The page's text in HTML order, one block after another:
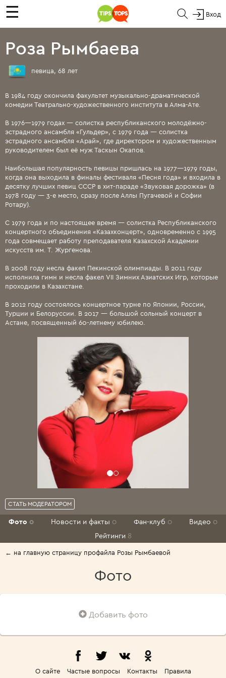
☰ Вход
Роза Рымбаева
певица, 68 лет
В 1984 году окончила факультет музыкально-драматической
комедии Театрально-художественного института в Алма-Ате.
В 1976—1979 годах — солистка республиканского молодёжно-
эстрадного ансамбля «Гульдер», с 1979 года — солистка
эстрадного ансамбля «Арай», где директором и художественным
руководителем был её муж Таскын Окапов.
Наибольшая популярность певицы пришлась на 1977—1979 годы,
когда она выходила в финалы фестиваля «Песня года» и входила в
десятку лучших певиц СССР в хит-параде «Звуковая дорожка» (в
1978 году — 3-е место, сразу после Аллы Пугачевой и Софии
Ротару).
С 1979 года и по настоящее время — солистка Республиканского
концертного объединения «Казахконцерт», одновременно с 1995
года совмещает работу преподавателя Казахской Академии
искусств им. Т. Жургенова.
В 2008 году несла факел Пекинской олимпиады. В 2011 году
исполнила гимн и несла факел VII Зимних Азиатских Игр, которые
проходили в Казахстане.
В 2012 году состоялось концертное турне по Японии, России,
Турции и Белоруссии. В 2017 — большой сольный концерт в
Астане, посвященный 60-летнему юбилею.
СТАТЬ МОДЕРАТОРОМ
Фото 0 Новости и факты 0 Фан-клуб 0 Видео 0
Рейтинги 8
← на главную страницу профайла Розы Рымбаевой
Фото
Добавить фото
О сайте Частые вопросы Контакты Правила